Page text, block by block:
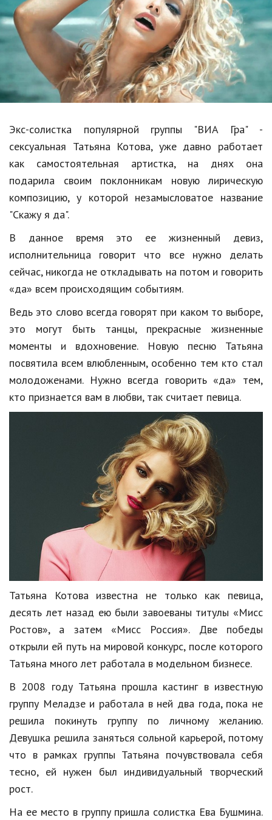
Образование
В мире
Культура
Авто, мото
Знаменитости
Статьи
Обзоры
Красота и здоровье
Hi-Tech. Интернет
Авто, мото
Дом и сад
Недвижимость
Спорт и фитнес
Психология и отношения
Творчество и рукоделие
Работа и бизнес
Праздники и подарки
Кинематограф
Домашние животные
Семья и дети
Путешествия
Строительство
Культура и общество
Мода и стиль
Бизнес
Хобби и развлечения
Финансы
Юриспруденция
Экс-солистка популярной группы "ВИА Гра" -
сексуальная Татьяна Котова, уже давно работает
как самостоятельная артистка, на днях она
подарила своим поклонникам новую лирическую
композицию, у которой незамысловатое название
"Скажу я да".
В данное время это ее жизненный девиз,
исполнительница говорит что все нужно делать
сейчас, никогда не откладывать на потом и говорить
«да» всем происходящим событиям.
Ведь это слово всегда говорят при каком то выборе,
это могут быть танцы, прекрасные жизненные
моменты и вдохновение. Новую песню Татьяна
посвятила всем влюбленным, особенно тем кто стал
молодоженами. Нужно всегда говорить «да» тем,
кто признается вам в любви, так считает певица.
Татьяна Котова известна не только как певица,
десять лет назад ею были завоеваны титулы «Мисс
Ростов», а затем «Мисс Россия». Две победы
открыли ей путь на мировой конкурс, после которого
Татьяна много лет работала в модельном бизнесе.
В 2008 году Татьяна прошла кастинг в известную
группу Меладзе и работала в ней два года, пока не
решила покинуть группу по личному желанию.
Девушка решила заняться сольной карьерой, потому
что в рамках группы Татьяна почувствовала себя
тесно, ей нужен был индивидуальный творческий
рост.
На ее место в группу пришла солистка Ева Бушмина.